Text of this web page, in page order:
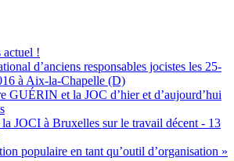
actuel !
d’anciens responsables jocistes les 25-
à Aix-la-Chapelle (D)
GUÉRIN et la JOC d’hier et d’aujourd’hui
JOCI à Bruxelles sur le travail décent - 13
populaire en tant qu’outil d’organisation »